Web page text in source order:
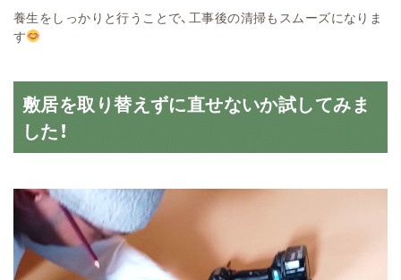
養生をしっかりと行うことで、工事後の清掃もスムーズにな りま
す
敷居を取り替えずに直せないか試してみま
した！